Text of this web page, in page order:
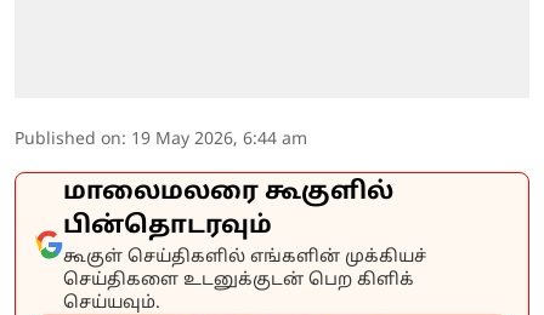
Published on: 19 May 2026, 6:44 am
மாலைமலரை கூகுளில்
பின்தொடரவும்
கூகுள் செய்திகளில் எங்களின் முக்கியச்
செய்திகளை உடனுக்குடன் பெற கிளிக்
செய்யவும்.